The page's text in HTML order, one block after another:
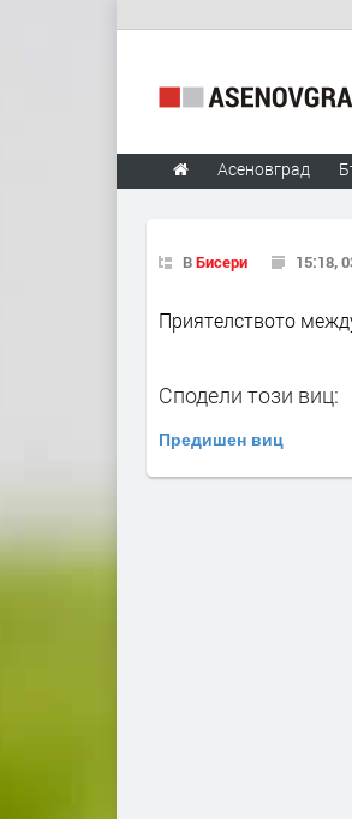
Асеновград
ВБисери 15:18,
Приятелството
Сподели този виц:
Предишен виц